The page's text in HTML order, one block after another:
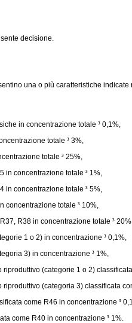
decisione.
una o più caratteristiche indicate
in concentrazione totale ³ 0,1%,
totale ³ 3%,
totale ³ 25%,
in concentrazione totale ³ 1%,
in concentrazione totale ³ 5%,
concentrazione totale ³ 10%,
R38 in concentrazione totale ³
1 o 2) in concentrazione ³ 0,1%,
3) in concentrazione ³ 1%,
(categorie 1 o 2)
(categoria 3) classificata
come R46 in concentrazione ³
come R40 in concentrazione ³ 1%.